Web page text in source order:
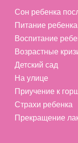
Сон ребенка
Питание ребенка
Воспитание
Возрастные
Детский сад
На улице
Приучение к
Страхи ребенка
Прекращение